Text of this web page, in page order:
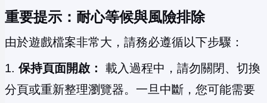
重要提示：耐心等候與風險排除
由於遊戲檔案非常大，請務必遵循以下步驟：
保持頁面開啟：
載入過程中，請勿關閉、切換
分頁或重新整理瀏覽器。一旦中斷，您可能需要